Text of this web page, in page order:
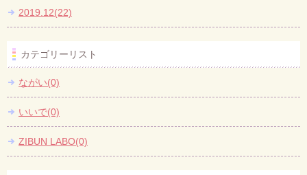
2019.12(22)
カテゴリーリスト
ながい(0)
いいで(0)
ZIBUN LABO(0)